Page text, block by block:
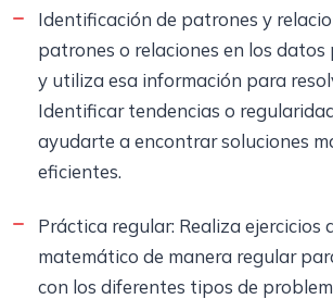
Identificación de patrones y
patrones o relaciones en los
y utiliza esa información para
Identificar tendencias o
ayudarte a encontrar soluciones
eficientes.
Práctica regular: Realiza ejercicios
matemático de manera regular
con los diferentes tipos de